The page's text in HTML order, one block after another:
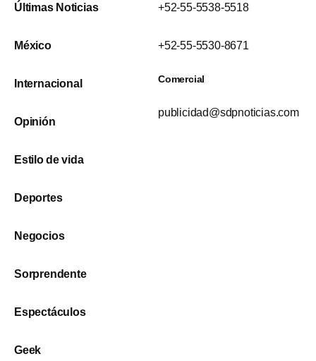
Últimas Noticias
México
Internacional
Opinión
Estilo de vida
Deportes
Negocios
Sorprendente
Espectáculos
Geek
+52-55-5538-5518
+52-55-5530-8671
Comercial
publicidad@sdpnoticias.com